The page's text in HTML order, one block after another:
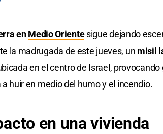
enMedio Orientesigue dejando
la madrugada de este jueves, un misil
en el centro de Israel,
a huir en medio del humo y el incendio.
en una vivienda